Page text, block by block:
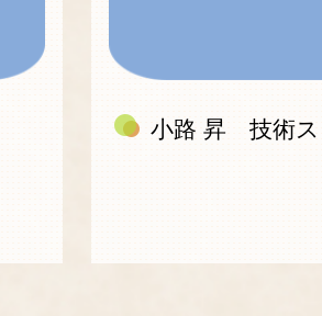
小路 昇 技術ス